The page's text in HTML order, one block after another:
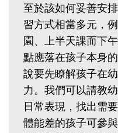
至於該如何妥善安
習方式相當多元，
園、上半天課而下
點應落在孩子本身
說要先瞭解孩子在
力。我們可以請教
日常表現，找出需
體能差的孩子可參